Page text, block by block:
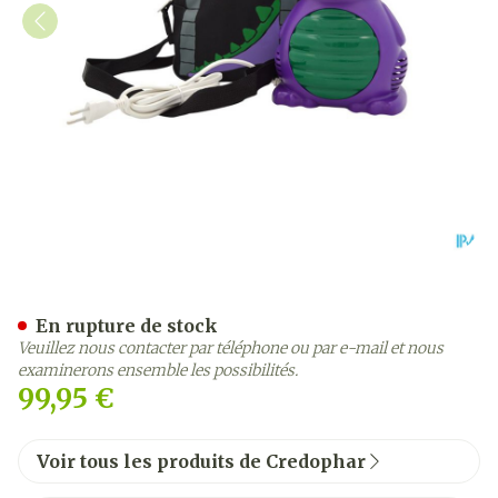
99,95 €
En rupture de stock
Veuillez nous contacter par téléphone ou par e-mail et nous
examinerons ensemble les possibilités.
Voir tous les produits de Credophar